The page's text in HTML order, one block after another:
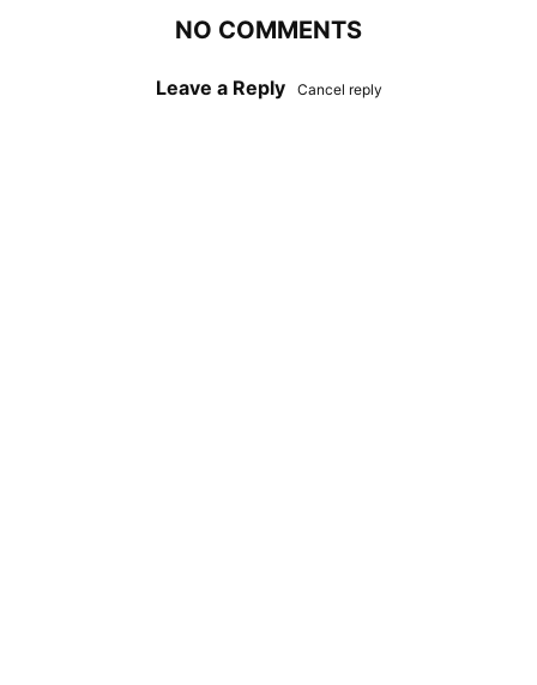
NO COMMENTS
Leave a Reply Cancel reply